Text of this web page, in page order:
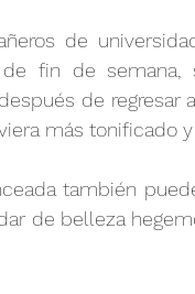
de
fin de
de regresar
más tonificado y
también
de belleza